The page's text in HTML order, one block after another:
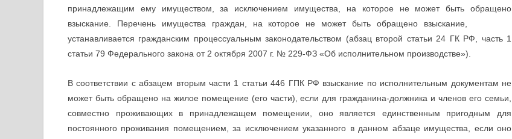
принадлежащим ему имуществом, за исключением имущества, на которое не может быть обращено
взыскание. Перечень имущества граждан, на которое не может быть обращено взыскание,
устанавливается гражданским процессуальным законодательством (абзац второй статьи 24 ГК РФ, часть 1
статьи 79 Федерального закона от 2 октября 2007 г. № 229-ФЗ «Об исполнительном производстве»).
В соответствии с абзацем вторым части 1 статьи 446 ГПК РФ взыскание по исполнительным документам не
может быть обращено на жилое помещение (его части), если для гражданина-должника и членов его семьи,
совместно проживающих в принадлежащем помещении, оно является единственным пригодным для
постоянного проживания помещением, за исключением указанного в данном абзаце имущества, если оно